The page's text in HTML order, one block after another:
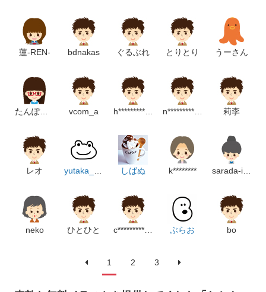
蓮-REN- bdnakas ぐるぶれ とりとり うーさん
たんぽぽ好き vcom_a h*************************m n*********************p 莉李
レオ yutaka_satoru しばぬ k******** sarada-iwa
neko ひとひと c**********************p ぶらお bo
1 2 3